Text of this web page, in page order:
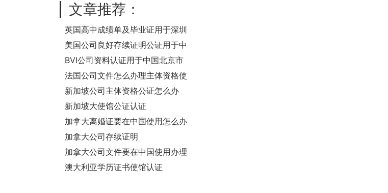
文章推荐：
英国高中成绩单及毕业证用于深圳
上学怎么办理公证认证？
美国公司良好存续证明公证用于中
国法院诉讼要怎么办理公证认证？
BVI公司资料认证用于中国北京市
市场监督管理局办理股权质押登记
法国公司文件怎么办理主体资格使
馆公证认证？
新加坡公司主体资格公证怎么办
理？
新加坡大使馆公证认证
加拿大离婚证要在中国使用怎么办
理使馆认证？
加拿大公司存续证明
goodstanding怎么办理使馆公证
认证？
加拿大公司文件要在中国使用办理
使馆公证认证流程是怎样的？
澳大利亚学历证书使馆认证